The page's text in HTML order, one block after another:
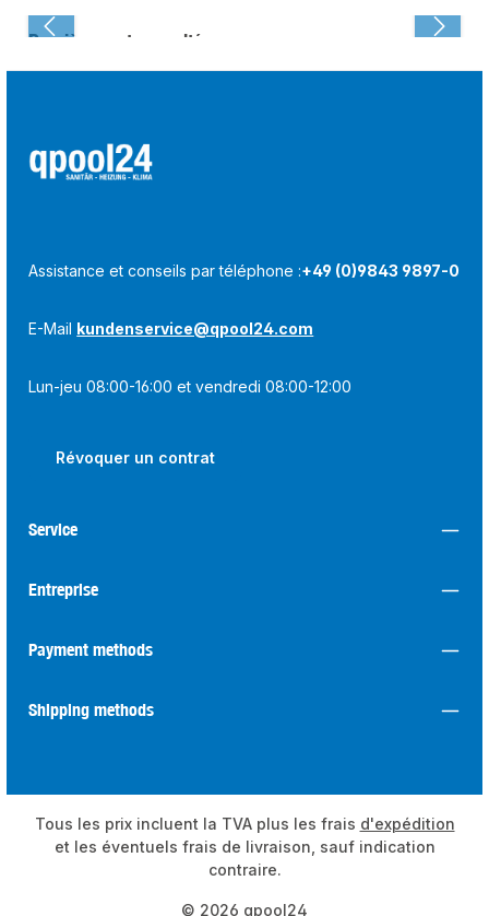
Dernièrement consulté :
Assistance et conseils par téléphone :+49 (0)9843 9897-0
E-Mail kundenservice@qpool24.com
Lun-jeu 08:00-16:00 et vendredi 08:00-12:00
Révoquer un contrat
Service
Entreprise
Payment methods
Shipping methods
© 2026 qpool24
Tous les prix incluent la TVA plus les frais d'expédition
et les éventuels frais de livraison, sauf indication
contraire.